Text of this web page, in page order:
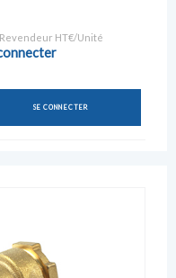
HT€/Unité
SE CONNECTER